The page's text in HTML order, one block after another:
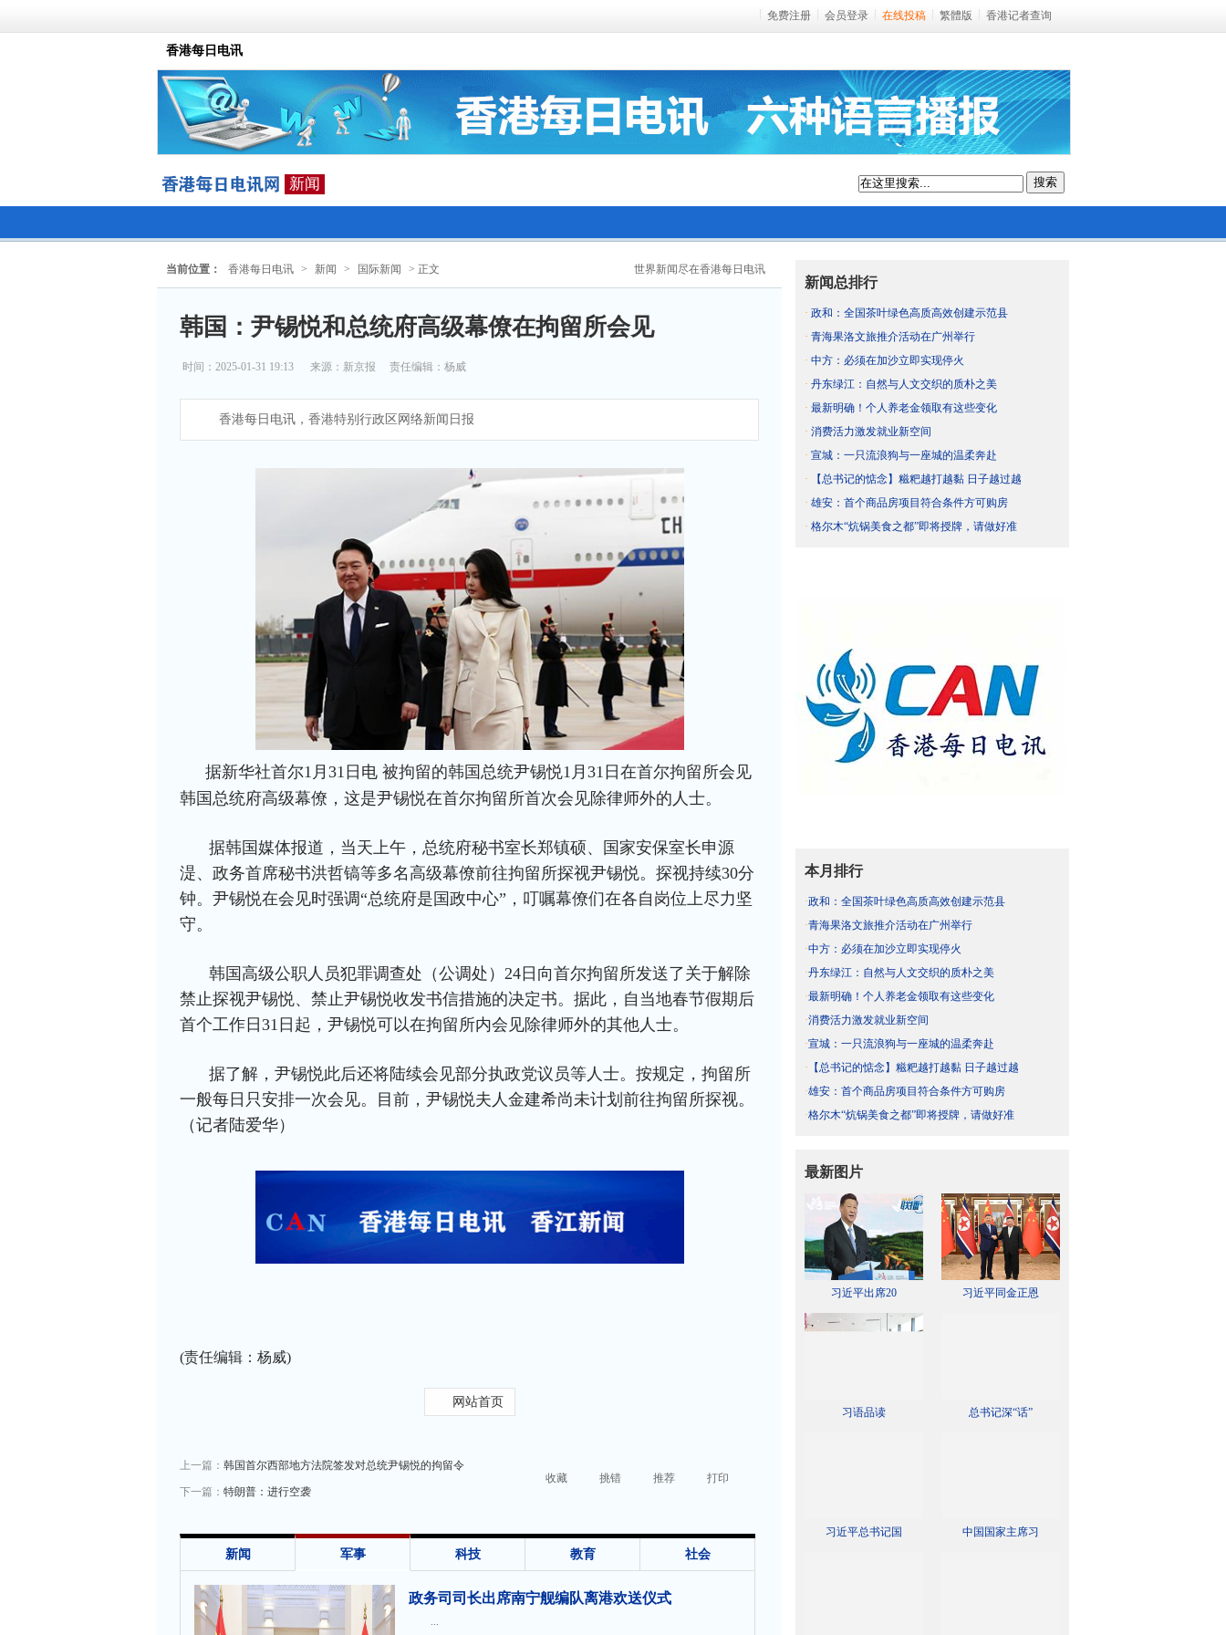
免费注册 会员登录 在线投稿 繁體版 香港记者查询
香港每日电讯
新闻 搜索
世界新闻尽在香港每日电讯
当前位置： 香港每日电讯 > 新闻 > 国际新闻 > 正文
韩国：尹锡悦和总统府高级幕僚在拘留所会见
时间：2025-01-31 19:13 来源： 新京报 责任编辑：杨威
香港每日电讯，香港特别行政区网络新闻日报
据新华社首尔1月31日电 被拘留的韩国总统尹锡悦1月31日在首尔拘留所会见
韩国总统府高级幕僚，这是尹锡悦在首尔拘留所首次会见除律师外的人士。
据韩国媒体报道，当天上午，总统府秘书室长郑镇硕、国家安保室长申源
湜、政务首席秘书洪哲镐等多名高级幕僚前往拘留所探视尹锡悦。探视持续30分
钟。尹锡悦在会见时强调“总统府是国政中心”，叮嘱幕僚们在各自岗位上尽力坚
守。
韩国高级公职人员犯罪调查处（公调处）24日向首尔拘留所发送了关于解除
禁止探视尹锡悦、禁止尹锡悦收发书信措施的决定书。据此，自当地春节假期后
首个工作日31日起，尹锡悦可以在拘留所内会见除律师外的其他人士。
据了解，尹锡悦此后还将陆续会见部分执政党议员等人士。按规定，拘留所
一般每日只安排一次会见。目前，尹锡悦夫人金建希尚未计划前往拘留所探视。
（记者陆爱华）
(责任编辑：杨威)
网站首页
上一篇： 韩国首尔西部地方法院签发对总统尹锡悦的拘留令
下一篇： 特朗普：进行空袭
收藏 挑错 推荐 打印
新闻 军事 科技 教育 社会
政务司司长出席南宁舰编队离港欢送仪式
新闻总排行
· 政和：全国茶叶绿色高质高效创建示范县
· 青海果洛文旅推介活动在广州举行
· 中方：必须在加沙立即实现停火
· 丹东绿江：自然与人文交织的质朴之美
· 最新明确！个人养老金领取有这些变化
· 消费活力激发就业新空间
· 宣城：一只流浪狗与一座城的温柔奔赴
·
【总书记的惦念】糍粑越打越黏 日子越过越
· 雄安：首个商品房项目符合条件方可购房
· 格尔木“炕锅美食之都”即将授牌，请做好准
本月排行
·政和：全国茶叶绿色高质高效创建示范县
·青海果洛文旅推介活动在广州举行
·中方：必须在加沙立即实现停火
·丹东绿江：自然与人文交织的质朴之美
·最新明确！个人养老金领取有这些变化
·消费活力激发就业新空间
·宣城：一只流浪狗与一座城的温柔奔赴
· 【总书记的惦念】糍粑越打越黏 日子越过越
·雄安：首个商品房项目符合条件方可购房
·格尔木“炕锅美食之都”即将授牌，请做好准
最新图片
习近平出席20 习近平同金正恩
习语品读 总书记深“话”
习近平总书记国 中国国家主席习